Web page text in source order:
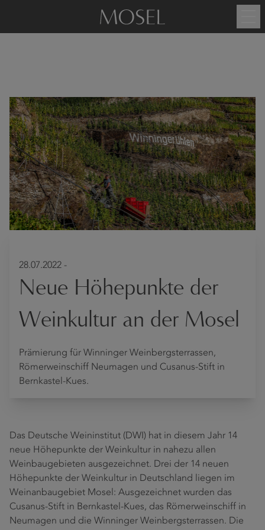
28.07.2022 -
Neue Höhepunkte der
Weinkultur an der Mosel
Prämierung für Winninger Weinbergsterrassen,
Römerweinschiff Neumagen und Cusanus-Stift in
Bernkastel-Kues.
Das Deutsche Weininstitut (DWI) hat in diesem Jahr 14
neue Höhepunkte der Weinkultur in nahezu allen
Weinbaugebieten ausgezeichnet. Drei der 14 neuen
Höhepunkte der Weinkultur in Deutschland liegen im
Weinanbaugebiet Mosel: Ausgezeichnet wurden das
Cusanus-Stift in Bernkastel-Kues, das Römerweinschiff in
Neumagen und die Winninger Weinbergsterrassen. Die